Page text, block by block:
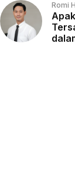
Romi